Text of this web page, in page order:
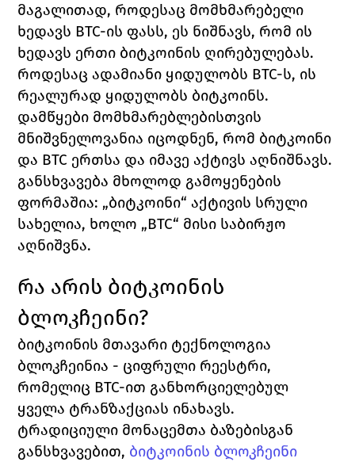
მაგალითად, როდესაც მომხმარებელი
ხედავს BTC-ის ფასს, ეს ნიშნავს, რომ ის
ხედავს ერთი ბიტკოინის ღირებულებას.
როდესაც ადამიანი ყიდულობს BTC-ს, ის
რეალურად ყიდულობს ბიტკოინს.
დამწყები მომხმარებლებისთვის
მნიშვნელოვანია იცოდნენ, რომ ბიტკოინი
და BTC ერთსა და იმავე აქტივს აღნიშნავს.
განსხვავება მხოლოდ გამოყენების
ფორმაშია: „ბიტკოინი“ აქტივის სრული
სახელია, ხოლო „BTC“ მისი საბირჟო
აღნიშვნა.
რა არის ბიტკოინის
ბლოკჩეინი?
ბიტკოინის მთავარი ტექნოლოგია
ბლოკჩეინია - ციფრული რეესტრი,
რომელიც BTC-ით განხორციელებულ
ყველა ტრანზაქციას ინახავს.
ტრადიციული მონაცემთა ბაზებისგან
განსხვავებით, ბიტკოინის ბლოკჩეინი